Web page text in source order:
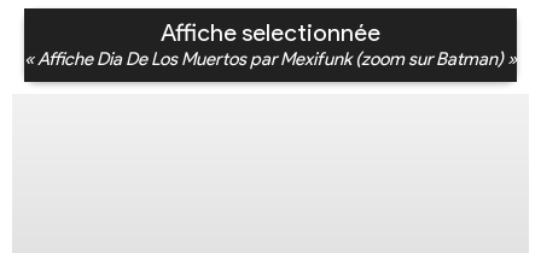
Affiche selectionnée
« Affiche Dia De Los Muertos par Mexifunk (zoom sur Batman) »